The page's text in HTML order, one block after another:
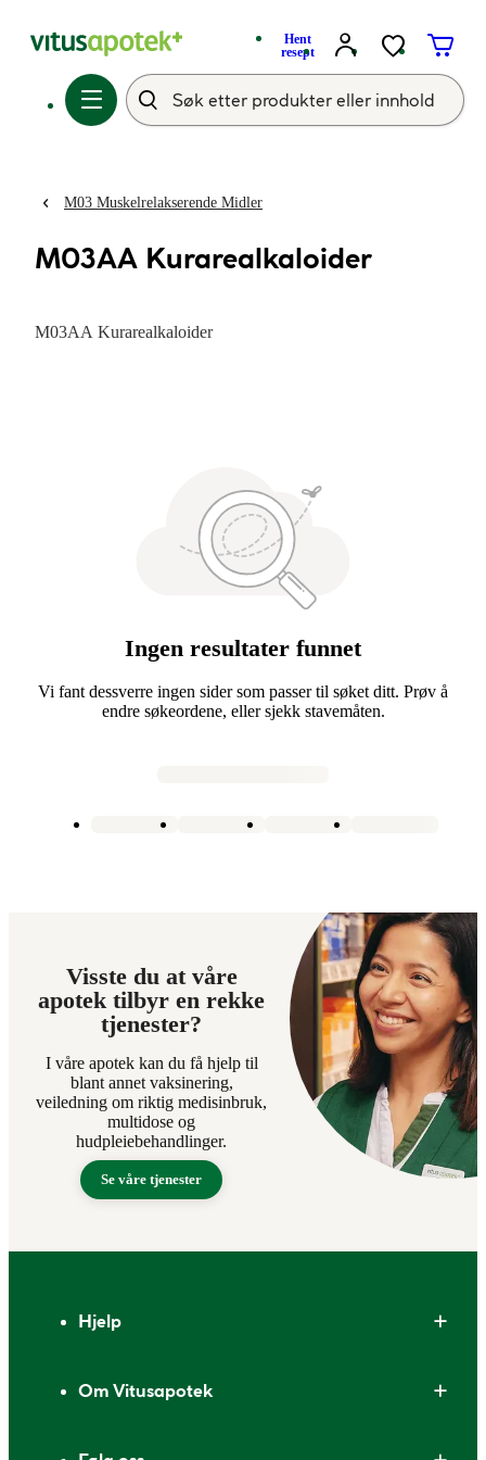
Hent
resept
M03 Muskelrelakserende Midler
M03AA Kurarealkaloider
M03AA Kurarealkaloider
Ingen resultater funnet
Vi fant dessverre ingen sider som passer til søket ditt. Prøv å
endre søkeordene, eller sjekk stavemåten.
Visste du at våre
apotek tilbyr en rekke
tjenester?
I våre apotek kan du få hjelp til
blant annet vaksinering,
veiledning om riktig medisinbruk,
multidose og
hudpleiebehandlinger.
Se våre tjenester
Hjelp
Om Vitusapotek